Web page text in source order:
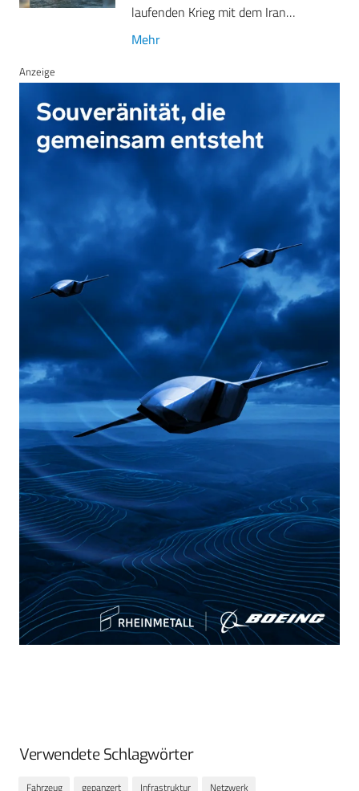
laufenden Krieg mit dem Iran…
Mehr
Anzeige
Verwendete Schlagwörter
Fahrzeug gepanzert Infrastruktur Netzwerk